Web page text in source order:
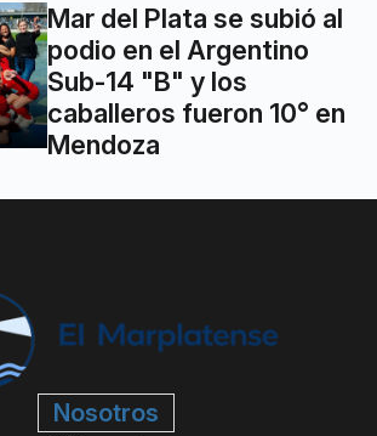
Mar del Plata se subió al
podio en el Argentino
Sub-14 "B" y los
caballeros fueron 10° en
Mendoza
Nosotros